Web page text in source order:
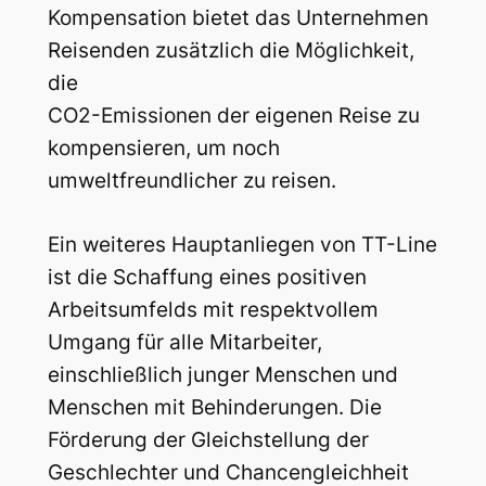
Kompensation bietet das Unternehmen
Reisenden zusätzlich die Möglichkeit,
die
CO2-Emissionen der eigenen Reise zu
kompensieren, um noch
umweltfreundlicher zu reisen.
Ein weiteres Hauptanliegen von TT-Line
ist die Schaffung eines positiven
Arbeitsumfelds mit respektvollem
Umgang für alle Mitarbeiter,
einschließlich junger Menschen und
Menschen mit Behinderungen. Die
Förderung der Gleichstellung der
Geschlechter und Chancengleichheit